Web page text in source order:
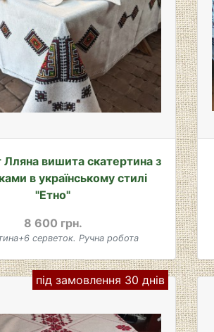
вишита скатертина з
в українському стилі
"Етно"
8 600 грн.
серветок. Ручна робота
під замовлення 30 днів